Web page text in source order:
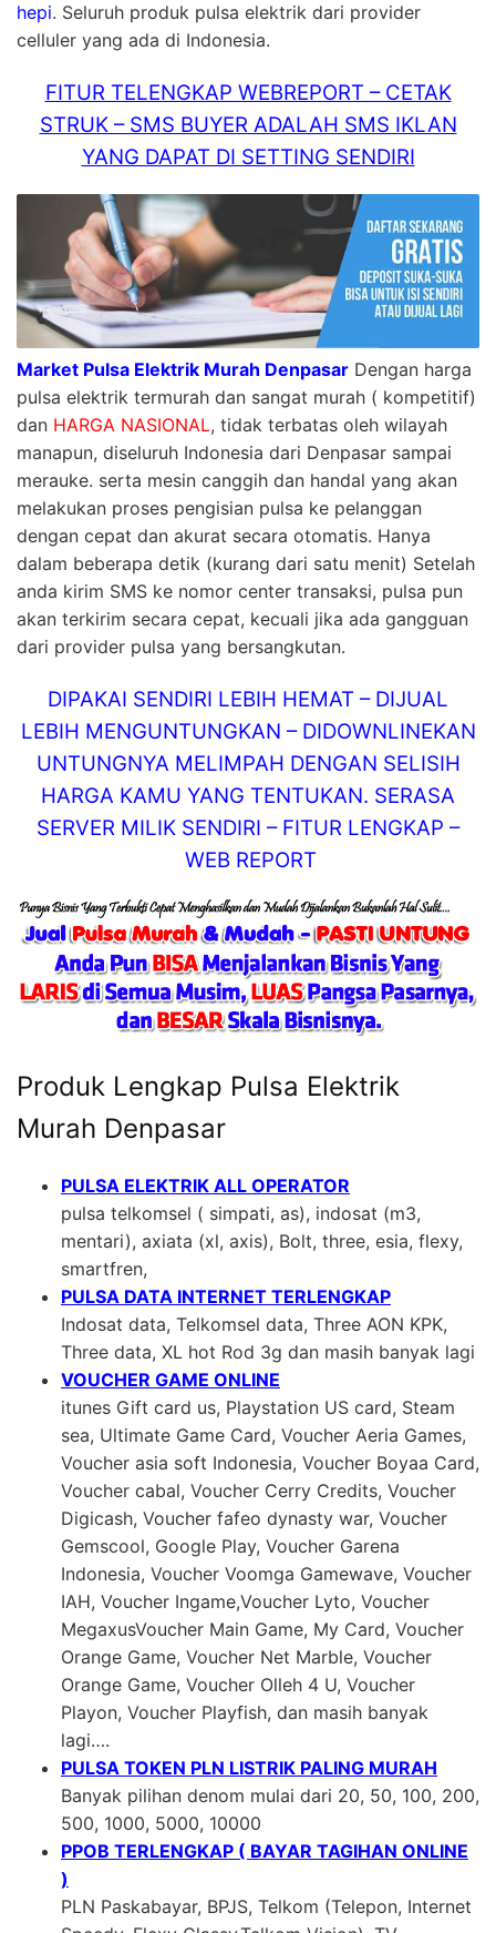
hepi. Seluruh produk pulsa elektrik dari provider
celluler yang ada di Indonesia.
FITUR TELENGKAP WEBREPORT – CETAK
STRUK – SMS BUYER ADALAH SMS IKLAN
YANG DAPAT DI SETTING SENDIRI
Market Pulsa Elektrik Murah Denpasar Dengan harga
pulsa elektrik termurah dan sangat murah ( kompetitif)
dan HARGA NASIONAL, tidak terbatas oleh wilayah
manapun, diseluruh Indonesia dari Denpasar sampai
merauke. serta mesin canggih dan handal yang akan
melakukan proses pengisian pulsa ke pelanggan
dengan cepat dan akurat secara otomatis. Hanya
dalam beberapa detik (kurang dari satu menit) Setelah
anda kirim SMS ke nomor center transaksi, pulsa pun
akan terkirim secara cepat, kecuali jika ada gangguan
dari provider pulsa yang bersangkutan.
DIPAKAI SENDIRI LEBIH HEMAT – DIJUAL
LEBIH MENGUNTUNGKAN – DIDOWNLINEKAN
UNTUNGNYA MELIMPAH DENGAN SELISIH
HARGA KAMU YANG TENTUKAN. SERASA
SERVER MILIK SENDIRI – FITUR LENGKAP –
WEB REPORT
Produk Lengkap Pulsa Elektrik
Murah Denpasar
PULSA ELEKTRIK ALL OPERATOR
pulsa telkomsel ( simpati, as), indosat (m3,
mentari), axiata (xl, axis), Bolt, three, esia, flexy,
smartfren,
PULSA DATA INTERNET TERLENGKAP
Indosat data, Telkomsel data, Three AON KPK,
Three data, XL hot Rod 3g dan masih banyak lagi
VOUCHER GAME ONLINE
itunes Gift card us, Playstation US card, Steam
sea, Ultimate Game Card, Voucher Aeria Games,
Voucher asia soft Indonesia, Voucher Boyaa Card,
Voucher cabal, Voucher Cerry Credits, Voucher
Digicash, Voucher fafeo dynasty war, Voucher
Gemscool, Google Play, Voucher Garena
Indonesia, Voucher Voomga Gamewave, Voucher
IAH, Voucher Ingame,Voucher Lyto, Voucher
MegaxusVoucher Main Game, My Card, Voucher
Orange Game, Voucher Net Marble, Voucher
Orange Game, Voucher Olleh 4 U, Voucher
Playon, Voucher Playfish, dan masih banyak
lagi….
PULSA TOKEN PLN LISTRIK PALING MURAH
Banyak pilihan denom mulai dari 20, 50, 100, 200,
500, 1000, 5000, 10000
PPOB TERLENGKAP ( BAYAR TAGIHAN ONLINE
)
PLN Paskabayar, BPJS, Telkom (Telepon, Internet